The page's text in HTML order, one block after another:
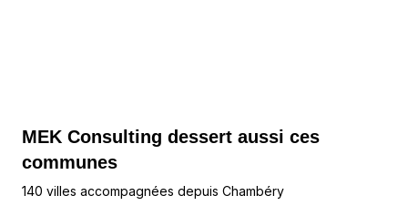
MEK Consulting dessert aussi ces
communes
140 villes accompagnées depuis Chambéry